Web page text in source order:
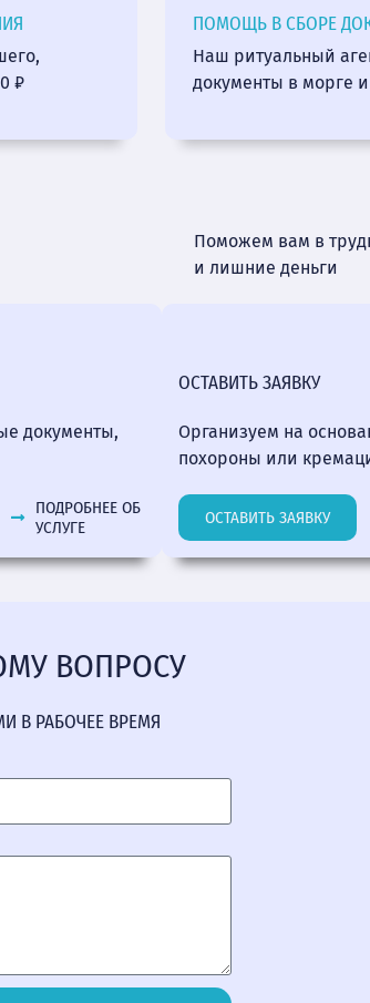
₽
ПОМОЩЬ В СБОРЕ
Наш ритуальный
документы в морге и
Поможем вам в
и лишние деньги
документы,
ПОДРОБНЕЕ ОБ
УСЛУГЕ
ОСТАВИТЬ ЗАЯВКУ
Организуем на
похороны или
ОСТАВИТЬ ЗАЯВКУ
ВОПРОСУ
В РАБОЧЕЕ ВРЕМЯ